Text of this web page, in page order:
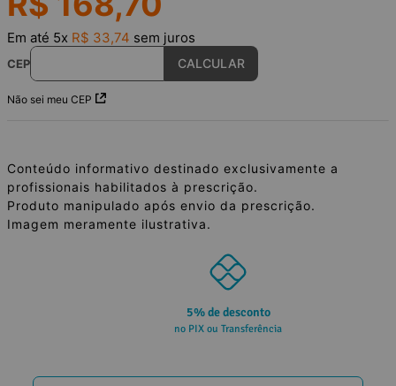
Em até 5x R$ 33,74 sem juros
CEP
Não sei meu CEP
Conteúdo informativo destinado exclusivamente a
profissionais habilitados à prescrição.
Produto manipulado após envio da prescrição.
Imagem meramente ilustrativa.
5% de desconto
no PIX ou Transferência